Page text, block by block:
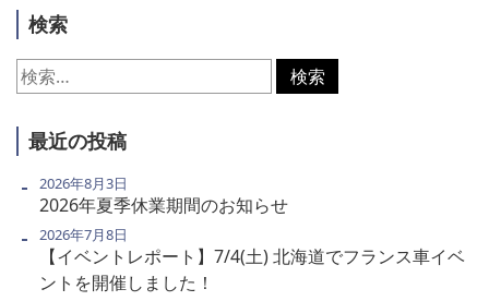
検索
検
索:
最近の投稿
2026年夏季休業期間のお知らせ
2026年8月3日
【イベントレポート】7/4(土) 北海道でフランス車イベ
ントを開催しました！
2026年7月8日